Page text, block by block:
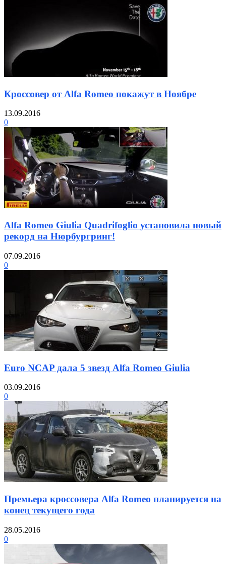
Кроссовер от Alfa Romeo покажут в Ноябре
13.09.2016
0
Alfa Romeo Giulia Quadrifoglio установила новый
рекорд на Нюрбургринг!
07.09.2016
0
Euro NCAP дала 5 звезд Alfa Romeo Giulia
03.09.2016
0
Премьера кроссовера Alfa Romeo планируется на
конец текущего года
28.05.2016
0